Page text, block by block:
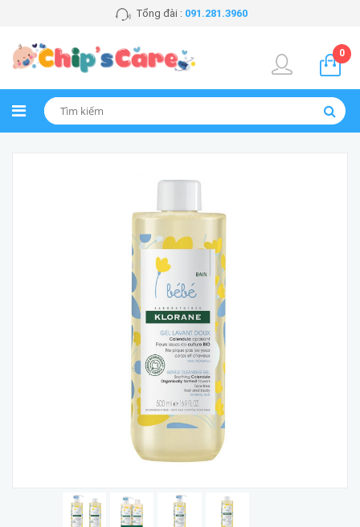
Tổng đài : 091.281.3960
0